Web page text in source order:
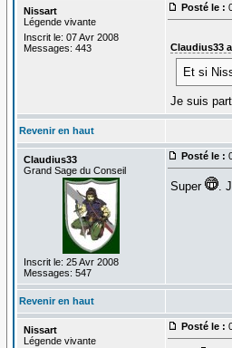
Nissart
Légende vivante
Inscrit le: 07 Avr 2008
Messages: 443
Posté le :
Claudius33
Et si
Je suis
Revenir en haut
Claudius33
Grand Sage du Conseil
Inscrit le: 25 Avr 2008
Messages: 547
Posté le :
Super .
Revenir en haut
Nissart
Légende vivante
Posté le :